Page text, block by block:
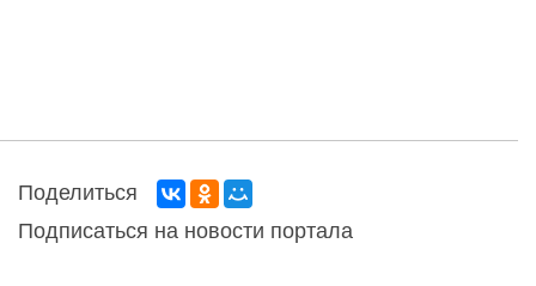
Поделиться
Подписаться на новости портала